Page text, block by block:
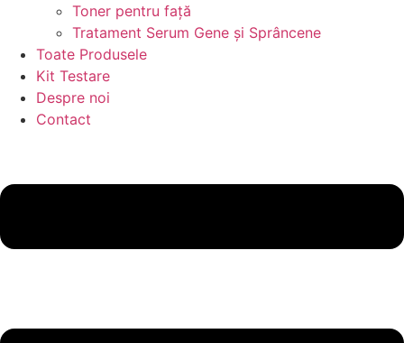
Toner pentru față
Tratament Serum Gene și Sprâncene
Toate Produsele
Kit Testare
Despre noi
Contact